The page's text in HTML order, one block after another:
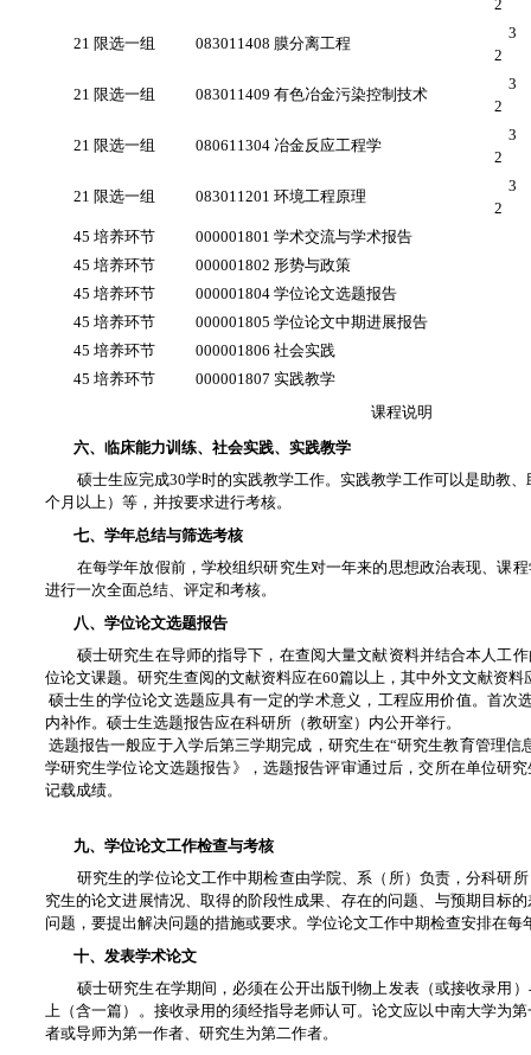
2
21 限选一组 083011408 膜分离工程
3
2
21 限选一组 083011409 有色冶金污染控制技术
3
2
21 限选一组 080611304 冶金反应工程学
3
2
21 限选一组 083011201 环境工程原理
3
2
45 培养环节
000001801 学术交流与学术报告
45 培养环节
000001802 形势与政策
45 培养环节
000001804 学位论文选题报告
45 培养环节
000001805 学位论文中期进展报告
45 培养环节
000001806 社会实践
45 培养环节
000001807 实践教学
课程说明
六、临床能力训练、社会实践、实践教学
硕士生应完成30学时的实践教学工作。实践教学工作可以是助教
个月以上）等，并按要求进行考核。
七、学年总结与筛选考核
在每学年放假前，学校组织研究生对一年来的思想政治表现、课
进行一次全面总结、评定和考核。
八、学位论文选题报告
硕士研究生在导师的指导下，在查阅大量文献资料并结合本人工
位论文课题。研究生查阅的文献资料应在60篇以上，其中外文文献资料
硕士生的学位论文选题应具有一定的学术意义，工程应用价值。首次
内补作。硕士生选题报告应在科研所（教研室）内公开举行。
选题报告一般应于入学后第三学期完成，研究生在“研究生教育管理信
学研究生学位论文选题报告》，选题报告评审通过后，交所在单位研
记载成绩。
九、学位论文工作检查与考核
研究生的学位论文工作中期检查由学院、系（所）负责，分科研
究生的论文进展情况、取得的阶段性成果、存在的问题、与预期目标
问题，要提出解决问题的措施或要求。学位论文工作中期检查安排在每
十、发表学术论文
硕士研究生在学期间，必须在公开出版刊物上发表（或接收录用
上（含一篇）。接收录用的须经指导老师认可。论文应以中南大学为
者或导师为第一作者、研究生为第二作者。